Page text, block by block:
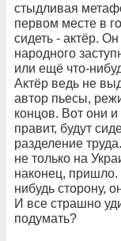
стыдливая
первом месте в
сидеть - актёр.
народного
или ещё что-
Актёр ведь не
автор пьесы,
концов. Вот они и
правит, будут
разделение
не только на
наконец, пришло.
нибудь сторону,
И все страшно
подумать?